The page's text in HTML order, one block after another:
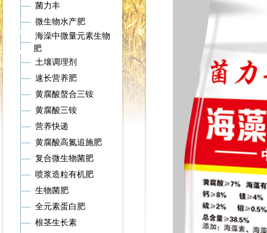
菌力丰
微生物水产肥
海澡中微量元素生物
肥
土壤调理剂
速长营养肥
黄腐酸螯合三铵
黄腐酸三铵
营养快递
黄腐酸高氮追施肥
复合微生物菌肥
喷浆造粒有机肥
生物菌肥
全元素蛋白肥
根茎生长素